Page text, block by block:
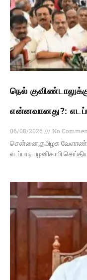
நெல்
என்னவானது?:
06/08/2026
No
சென்னை,தமிழக வேளாண்
எடப்பாடி பழனிசாமி